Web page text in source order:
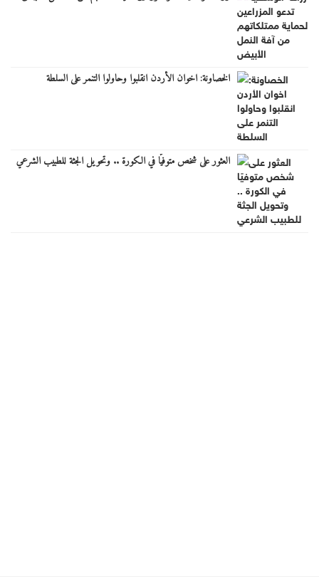
الخصاونة: اخوان الأردن انقلبوا وحاولوا التنمر على السلطة
العثور على شخص متوفيًا في الكورة .. وتحويل الجثة للطبيب الشرعي